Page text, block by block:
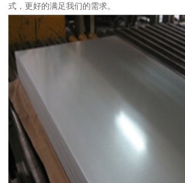
式，更好的满足我们的需求。